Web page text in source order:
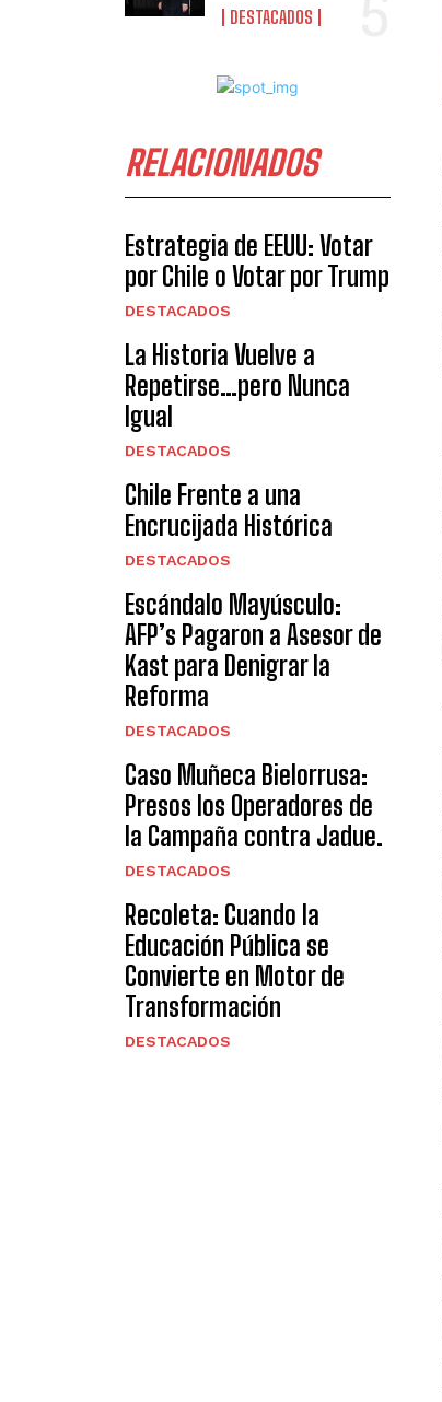
DESTACADOS
RELACIONADOS
Estrategia de EEUU: Votar
por Chile o Votar por Trump
DESTACADOS
La Historia Vuelve a
Repetirse…pero Nunca
Igual
DESTACADOS
Chile Frente a una
Encrucijada Histórica
DESTACADOS
Escándalo Mayúsculo:
AFP’s Pagaron a Asesor de
Kast para Denigrar la
Reforma
DESTACADOS
Caso Muñeca Bielorrusa:
Presos los Operadores de
la Campaña contra Jadue.
DESTACADOS
Recoleta: Cuando la
Educación Pública se
Convierte en Motor de
Transformación
DESTACADOS